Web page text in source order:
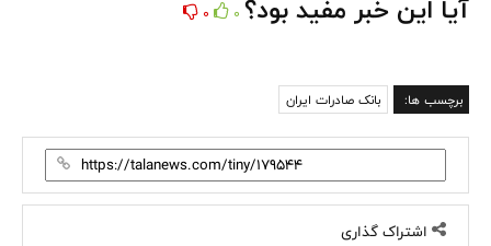
آیا این خبر مفید بود؟ 0
0
برچسب ها: بانک صادرات ایران
اشتراک گذاری